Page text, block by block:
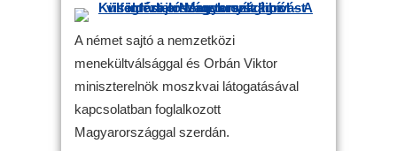
A német sajtó a nemzetközi
menekültválsággal és Orbán Viktor
miniszterelnök moszkvai látogatásával
kapcsolatban foglalkozott
Magyarországgal szerdán.